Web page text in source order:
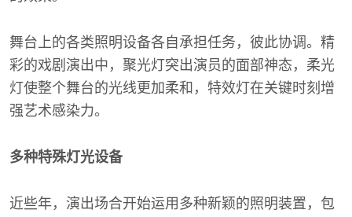
舞台上的各类照明设备各自承担任务，彼此协调。精
彩的戏剧演出中，聚光灯突出演员的面部神态，柔光
灯使整个舞台的光线更加柔和，特效灯在关键时刻增
强艺术感染力。
多种特殊灯光设备
近些年，演出场合开始运用多种新颖的照明装置，包